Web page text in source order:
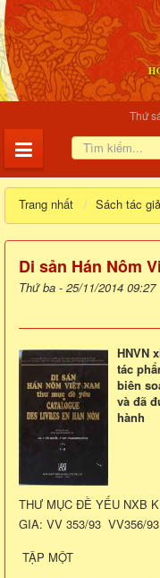
Thứ
Trang nhất Sách tác
Di sản Hán Nôm
Thứ ba - 25/11/2014 09:27
HNVN
tác
biên
và đã
hành
THƯ MỤC ĐỀ YẾU NXB
GIA: VV 353/93 VV356/93
TẬP MỘT